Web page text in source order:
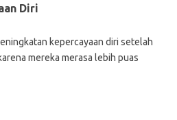
Diri
kepercayaan diri setelah
mereka merasa lebih puas